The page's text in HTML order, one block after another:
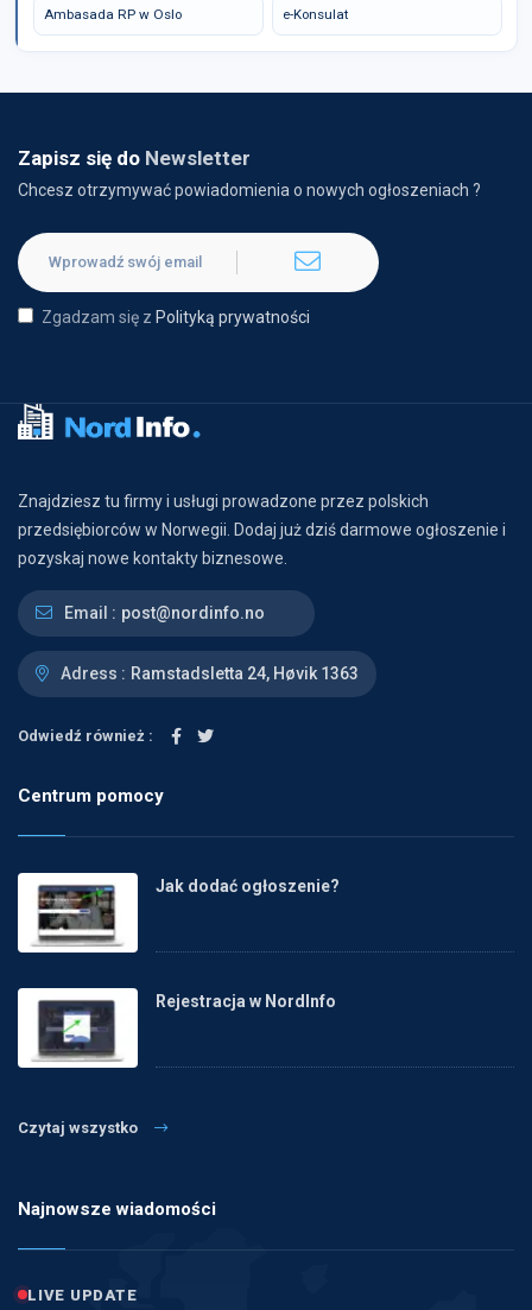
Ambasada RP w Oslo e-Konsulat
Zapisz się do Newsletter
Chcesz otrzymywać powiadomienia o nowych ogłoszeniach ?
Zgadzam się z Polityką prywatności
Znajdziesz tu firmy i usługi prowadzone przez polskich
przedsiębiorców w Norwegii. Dodaj już dziś darmowe ogłoszenie i
pozyskaj nowe kontakty biznesowe.
Email : post@nordinfo.no
Adress : Ramstadsletta 24, Høvik 1363
Odwiedź również :
Centrum pomocy
Jak dodać ogłoszenie?
Rejestracja w NordInfo
Czytaj wszystko
Najnowsze wiadomości
LIVE UPDATE